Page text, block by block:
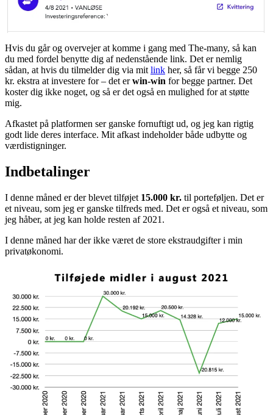
Hvis du går og overvejer at komme i gang med The-many, så kan
du med fordel benytte dig af nedenstående link. Det er nemlig
sådan, at hvis du tilmelder dig via mit link her, så får vi begge 250
kr. ekstra at investere for – det erwin-win for begge partner. Det
koster dig ikke noget, og så er det også en mulighed for at støtte
mig.
Afkastet på platformen ser ganske fornuftigt ud, og jeg kan rigtig
godt lide deres interface. Mit afkast indeholder både udbytte og
værdistigninger.
Indbetalinger
I denne måned er der blevet tilføjet 15.000 kr. til porteføljen. Det er
et niveau, som jeg er ganske tilfreds med. Det er også et niveau, som
jeg håber, at jeg kan holde resten af 2021.
I denne måned har der ikke været de store ekstraudgifter i min
privatøkonomi.